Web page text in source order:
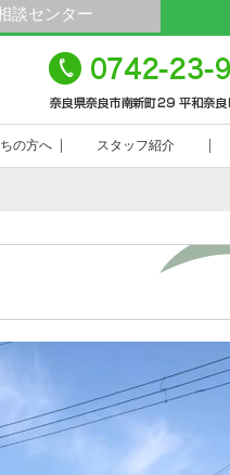
談センター
23-9000
の方へ スタッフ紹介